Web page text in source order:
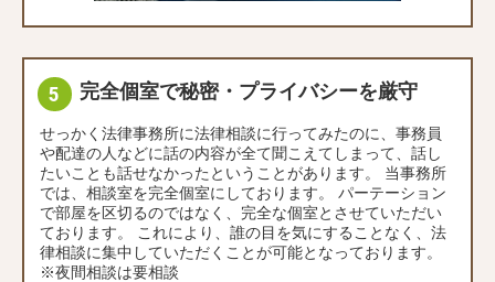
完全個室で秘密・プライバシーを厳守
せっかく法律事務所に法律相談に行ってみたのに、事務員
や配達の人などに話の内容が全て聞こえてしまって、話し
たいことも話せなかったということがあります。 当事務所
では、相談室を完全個室にしております。 パーテーション
で部屋を区切るのではなく、完全な個室とさせていただい
ております。 これにより、誰の目を気にすることなく、法
律相談に集中していただくことが可能となっております。
※夜間相談は要相談